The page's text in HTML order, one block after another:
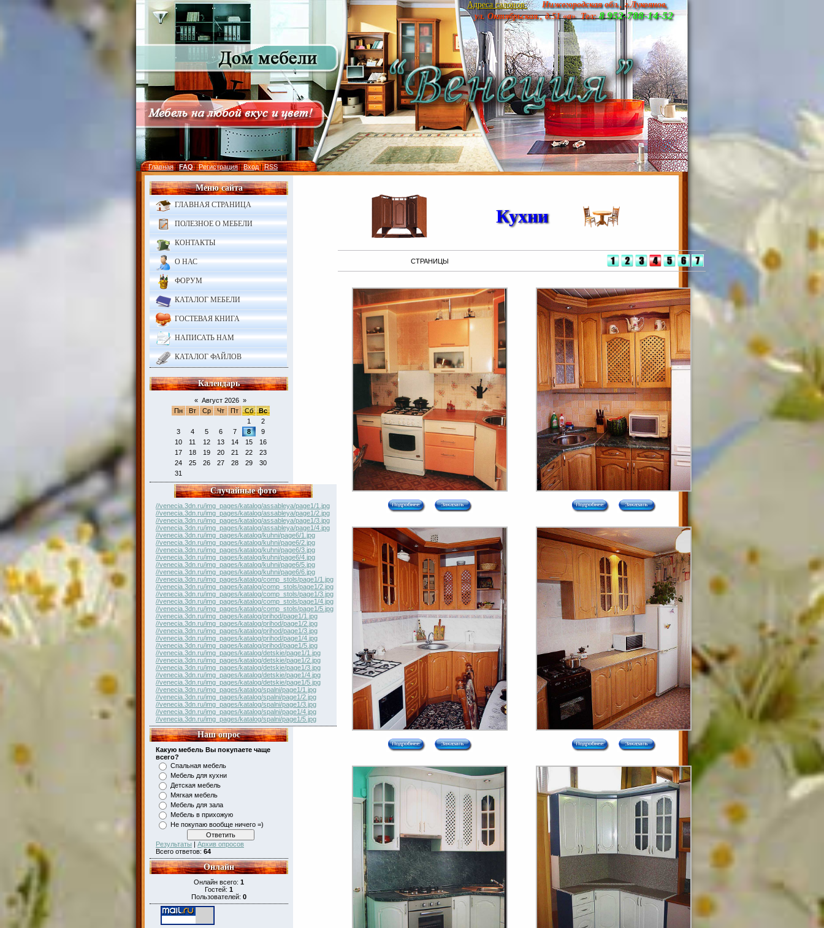
Адреса салонов:
Нижегородская обл., г.Лукоянов,
ул. Октябрьская., д.51 «а» Тел:8 952-788-14-52
Главная|FAQ|Регистрация|Вход|RSS
Меню сайта
ГЛАВНАЯ СТРАНИЦА
ПОЛЕЗНОЕ О МЕБЕЛИ
КОНТАКТЫ
О НАС
ФОРУМ
КАТАЛОГ МЕБЕЛИ
ГОСТЕВАЯ КНИГА
НАПИСАТЬ НАМ
КАТАЛОГ ФАЙЛОВ
Календарь
« Август 2026 »
Пн
Вт Ср Чт Пт Сб
Вс
1
2
3
4 5 6 7 8
9
10
11 12 13 14 15
16
17
18 19 20 21 22
23
24
25 26 27 28 29
30
31
Случайные фото
//venecia.3dn.ru/img_pages/katalog/assableya/page1/1.jpg
//venecia.3dn.ru/img_pages/katalog/assableya/page1/2.jpg
//venecia.3dn.ru/img_pages/katalog/assableya/page1/3.jpg
//venecia.3dn.ru/img_pages/katalog/assableya/page1/4.jpg
//venecia.3dn.ru/img_pages/katalog/kuhni/page6/1.jpg
//venecia.3dn.ru/img_pages/katalog/kuhni/page6/2.jpg
//venecia.3dn.ru/img_pages/katalog/kuhni/page6/3.jpg
//venecia.3dn.ru/img_pages/katalog/kuhni/page6/4.jpg
//venecia.3dn.ru/img_pages/katalog/kuhni/page6/5.jpg
//venecia.3dn.ru/img_pages/katalog/kuhni/page6/6.jpg
//venecia.3dn.ru/img_pages/katalog/comp_stols/page1/1.jpg
//venecia.3dn.ru/img_pages/katalog/comp_stols/page1/2.jpg
//venecia.3dn.ru/img_pages/katalog/comp_stols/page1/3.jpg
//venecia.3dn.ru/img_pages/katalog/comp_stols/page1/4.jpg
//venecia.3dn.ru/img_pages/katalog/comp_stols/page1/5.jpg
//venecia.3dn.ru/img_pages/katalog/prihod/page1/1.jpg
//venecia.3dn.ru/img_pages/katalog/prihod/page1/2.jpg
//venecia.3dn.ru/img_pages/katalog/prihod/page1/3.jpg
//venecia.3dn.ru/img_pages/katalog/prihod/page1/4.jpg
//venecia.3dn.ru/img_pages/katalog/prihod/page1/5.jpg
//venecia.3dn.ru/img_pages/katalog/detskie/page1/1.jpg
//venecia.3dn.ru/img_pages/katalog/detskie/page1/2.jpg
//venecia.3dn.ru/img_pages/katalog/detskie/page1/3.jpg
//venecia.3dn.ru/img_pages/katalog/detskie/page1/4.jpg
//venecia.3dn.ru/img_pages/katalog/detskie/page1/5.jpg
//venecia.3dn.ru/img_pages/katalog/spalni/page1/1.jpg
//venecia.3dn.ru/img_pages/katalog/spalni/page1/2.jpg
//venecia.3dn.ru/img_pages/katalog/spalni/page1/3.jpg
//venecia.3dn.ru/img_pages/katalog/spalni/page1/4.jpg
//venecia.3dn.ru/img_pages/katalog/spalni/page1/5.jpg
Наш опрос
Какую мебель Вы покупаете чаще
всего?
Спальная мебель
Мебель для кухни
Детская мебель
Мягкая мебель
Мебель для зала
Мебель в прихожую
Не покупаю вообще ничего =)
Результаты | Архив опросов
Всего ответов: 64
Онлайн
Онлайн всего: 1
Гостей: 1
Пользователей: 0
Кухни
СТРАНИЦЫ